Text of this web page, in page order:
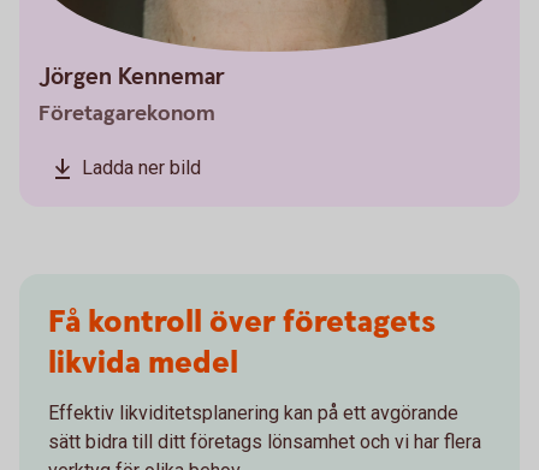
Jörgen Kennemar
Företagarekonom
Ladda ner bild
Få kontroll över företagets
likvida medel
Effektiv likviditetsplanering kan på ett avgörande
sätt bidra till ditt företags lönsamhet och vi har flera